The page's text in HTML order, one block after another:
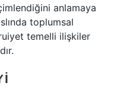
anlamaya
toplumsal
temelli ilişkiler